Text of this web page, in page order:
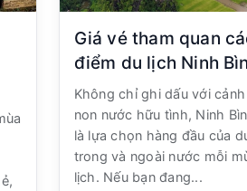
Giá vé tham quan
điểm du lịch Ninh
Không chỉ ghi dấu với
non nước hữu tình, Ninh
là lựa chọn hàng đầu của
trong và ngoài nước mỗi
lịch. Nếu bạn đang...